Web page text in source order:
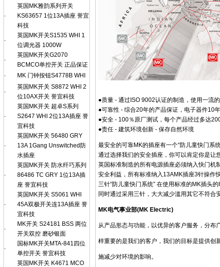
·
英国MK雅韵系列开关
KS63657 1位13A插座 誉宜
科技
·
英国MK开关S1535 WHI 1
位调光器 1000W
·
英国MK开关G2070
BCMCO单控开关 正品保证
·
MK 门钟按钮S4778B WHI
·
英国MK开关 S8872 WHI 2
位10AX开关 誉宜科技
·
英国MK开关 超卓S系列
S2647 WHI 2位13A插座 誉
宜科技
·
英国MK开关 56480 GRY
13A 1Gang Unswitched防
水插座
·
英国MK开关 防水纤巧系列
86486 TC GRY 1位13A插
座 誉宜科技
·
英国MK开关 S5061 WHI
45A双极开关连13A插座 誉
宜科技
·
MK开关 S24181 BSS 两位
开关双控 磨砂银面
·
国标MK开关MTA-841四位
单控开关 誉宜科技
英国MK开关 K4671 MCO
●质量 - 通过ISO 9002认证的制造，使用一流
●可靠性 - 综合20年的产品保证，电子器件10
●安全 - 100％原厂测试，每个产品经过多达
●责任 - 建筑环境创新 - 保存自然环境
最安全的可靠MK的插座有一个“防儿童快门系
通过选择我们的安全插座，你可以肯定你是让
英国标准制造的所有电源插座必须纳入快门机
安全利益，所有标准纳入13AMK插座3针操作
三针“防儿童快门系统” 在使用标准的MK插头
同时通过采用三针，大大减少滥用其它不符合
MK电气事业部(MK Electric)
从产品形态与功能，以优异的客户服务，分
样重要的是我们的客户，我们的目标是提供创
施减少对环境的影响。